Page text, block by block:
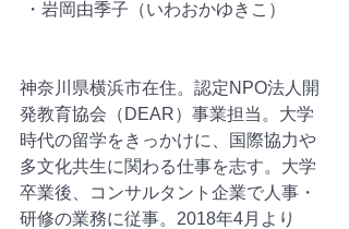
・岩岡由季子（いわおかゆきこ）
神奈川県横浜市在住。認定NPO法人開
発教育協会（DEAR）事業担当。大学
時代の留学をきっかけに、国際協力や
多文化共生に関わる仕事を志す。大学
卒業後、コンサルタント企業で人事・
研修の業務に従事。2018年4月より